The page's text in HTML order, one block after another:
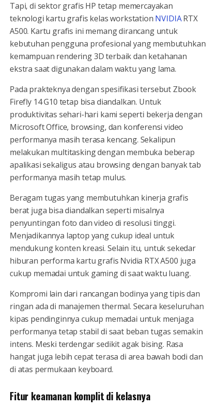
Tapi, di sektor grafis HP tetap memercayakan
teknologi kartu grafis kelas workstation NVIDIARTX
A500. Kartu grafis ini memang dirancang untuk
kebutuhan pengguna profesional yang membutuhkan
kemampuan rendering 3D terbaik dan ketahanan
ekstra saat digunakan dalam waktu yang lama.
Pada prakteknya dengan spesifikasi tersebut Zbook
Firefly 14 G10 tetap bisa diandalkan. Untuk
produktivitas sehari-hari kami seperti bekerja dengan
Microsoft Office, browsing, dan konferensi video
performanya masih terasa kencang. Sekalipun
melakukan multitasking dengan membuka beberap
apalikasi sekaligus atau browsing dengan banyak tab
performanya masih tetap mulus.
Beragam tugas yang membutuhkan kinerja grafis
berat juga bisa diandalkan seperti misalnya
penyuntingan foto dan video di resolusi tinggi.
Menjadikannya laptop yang cukup ideal untuk
mendukung konten kreasi. Selain itu, untuk sekedar
hiburan performa kartu grafis Nvidia RTX A500 juga
cukup memadai untuk gaming di saat waktu luang.
Kompromi lain dari rancangan bodinya yang tipis dan
ringan ada di manajemen thermal. Secara keseluruhan
kipas pendinginnya cukup memadai untuk menjaga
performanya tetap stabil di saat beban tugas semakin
intens. Meski terdengar sedikit agak bising. Rasa
hangat juga lebih cepat terasa di area bawah bodi dan
di atas permukaan keyboard.
Fitur keamanan komplit di kelasnya